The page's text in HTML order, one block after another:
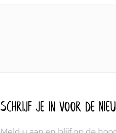
Schrijf je in voor de